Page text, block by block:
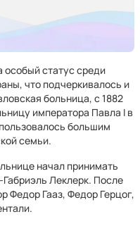
особый статус среди
что подчеркивалось и
больница, с 1882
императора Павла I в
большим
семьи.
начал принимать
Леклерк. После
Федор Гааз, Федор Герцог,